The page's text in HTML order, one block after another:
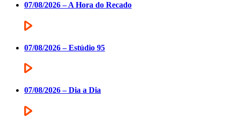
07/08/2026 – A Hora do Recado
07/08/2026 – Estúdio 95
07/08/2026 – Dia a Dia